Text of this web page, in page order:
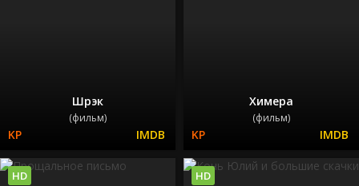
Шрэк
(фильм)
Химера
(фильм)
HD HD